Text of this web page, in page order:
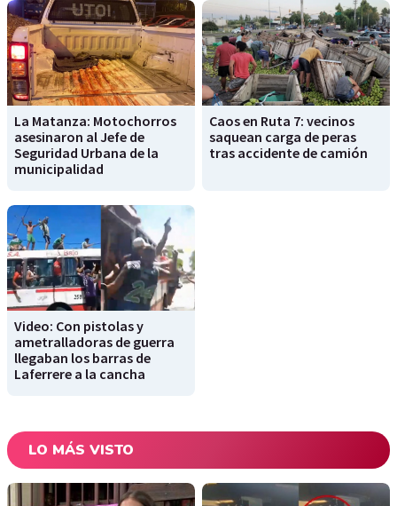
La Matanza: Motochorros
asesinaron al Jefe de
Seguridad Urbana de la
municipalidad
Caos en Ruta 7: vecinos
saquean carga de peras
tras accidente de camión
Video: Con pistolas y
ametralladoras de guerra
llegaban los barras de
Laferrere a la cancha
LO MÁS VISTO